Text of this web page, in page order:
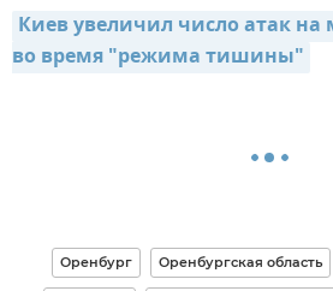
Киев увеличил число атак
во время "режима тишины"
Оренбург Оренбургская область